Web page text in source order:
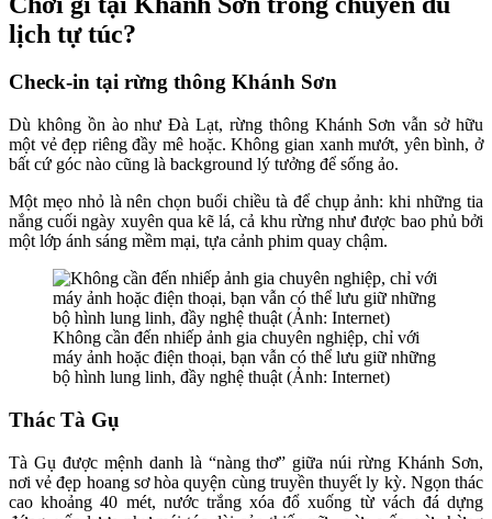
lịch tự túc?
Check-in tại rừng thông Khánh Sơn
Dù không ồn ào như Đà Lạt, rừng thông Khánh Sơn vẫn sở hữu
một vẻ đẹp riêng đầy mê hoặc. Không gian xanh mướt, yên bình, ở
bất cứ góc nào cũng là background lý tưởng để sống ảo.
Một mẹo nhỏ là nên chọn buổi chiều tà để chụp ảnh: khi những tia
nắng cuối ngày xuyên qua kẽ lá, cả khu rừng như được bao phủ bởi
một lớp ánh sáng mềm mại, tựa cảnh phim quay chậm.
Không cần đến nhiếp ảnh gia chuyên nghiệp, chỉ với
máy ảnh hoặc điện thoại, bạn vẫn có thể lưu giữ những
bộ hình lung linh, đầy nghệ thuật (Ảnh: Internet)
Thác Tà Gụ
Tà Gụ được mệnh danh là “nàng thơ” giữa núi rừng Khánh Sơn,
nơi vẻ đẹp hoang sơ hòa quyện cùng truyền thuyết ly kỳ. Ngọn thác
cao khoảng 40 mét, nước trắng xóa đổ xuống từ vách đá dựng